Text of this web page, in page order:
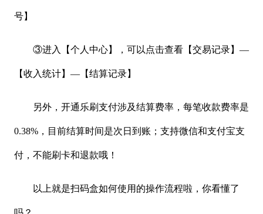
号】
③进入【个人中心】，可以点击查看【交易记录】—
【收入统计】—【结算记录】
另外，开通乐刷支付涉及结算费率，每笔收款费率是
0.38%，目前结算时间是次日到账；支持微信和支付宝支
付，不能刷卡和退款哦！
以上就是扫码盒如何使用的操作流程啦，你看懂了